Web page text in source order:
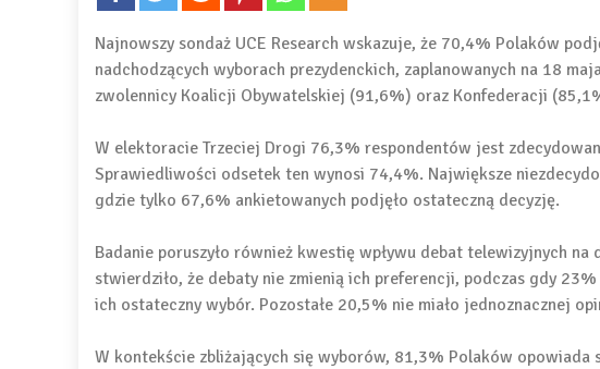
Najnowszy sondaż UCE Research wskazuje, że 70,4% Polaków
nadchodzących wyborach prezydenckich, zaplanowanych na 18
zwolennicy Koalicji Obywatelskiej (91,6%) oraz Konfederacji
W elektoracie Trzeciej Drogi 76,3% respondentów jest
Sprawiedliwości odsetek ten wynosi 74,4%. Największe
gdzie tylko 67,6% ankietowanych podjęło ostateczną decyzję.​
Badanie poruszyło również kwestię wpływu debat telewizyjnych
stwierdziło, że debaty nie zmienią ich preferencji, podczas gdy
ich ostateczny wybór. Pozostałe 20,5% nie miało jednoznacznej
W kontekście zbliżających się wyborów, 81,3% Polaków opowiada